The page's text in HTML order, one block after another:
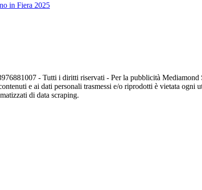
in Fiera 2025
- Tutti i diritti riservati - Per la pubblicità
e ai dati personali trasmessi e/o riprodotti è vietata ogni
di data scraping.